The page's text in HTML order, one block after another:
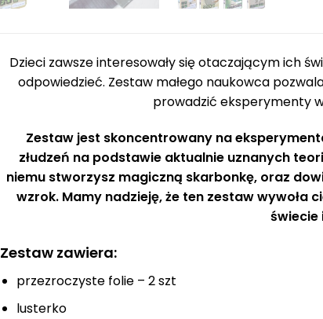
Dzieci zawsze interesowały się otaczającym ich
odpowiedzieć. Zestaw małego naukowca
prowadzić eksperymenty
Zestaw jest skoncentrowany na
złudzeń na podstawie aktualnie uznanych
niemu stworzysz magiczną skarbonkę, oraz
wzrok. Mamy nadzieję, że ten zestaw wywoła
świecie
Zestaw zawiera:
przezroczyste folie – 2 szt
lusterko